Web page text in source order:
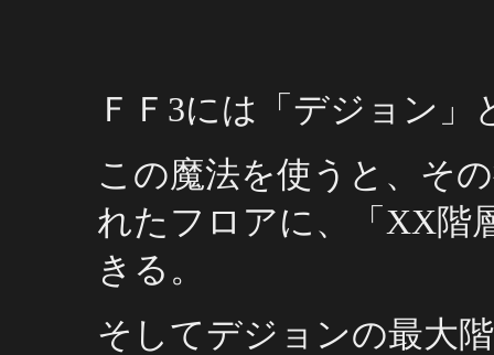
ＦＦ3には「デジョン
この魔法を使うと、そ
れたフロアに、「XX階
きる。
そしてデジョンの最大